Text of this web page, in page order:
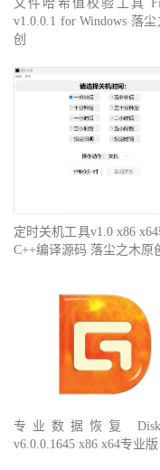
文件哈希值校验工具
v1.0.0.1 for Windows 落尘
创
定时关机工具v1.0 x86
C++编译源码 落尘之木原
专业数据恢复
v6.0.0.1645 x86 x64专业版